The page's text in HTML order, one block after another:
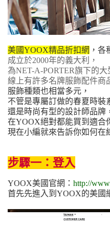
美國YOOX精品折扣網 ，
成立於2000年的義大利，
為NET-A-PORTER旗下的大
線上有許多名牌服飾配件商
服飾種類也相當多元，
不管是專屬訂做的春夏時裝
還是時尚有型的設計師品牌
在YOOX絕對都能買到適合
現在小編就來告訴你如何
步驟一：登入
YOOX美國官網： http://
首先先進入到YOOX的美國